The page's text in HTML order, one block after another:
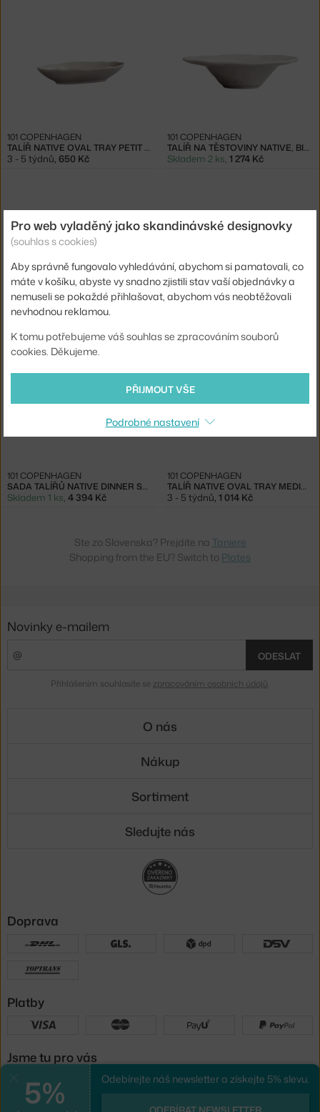
TALÍŘ NATIVE OVAL TRAY PETIT SET 2KS, BIRCH
101 COPENHAGEN
3 - 5 týdnů, 650 Kč
TALÍŘ NA TĚSTOVINY NATIVE, BIRCH
101 COPENHAGEN
Skladem 2 ks, 1 274 Kč
101 COPENHAGEN 101 COPENHAGEN
SADA TALÍŘŮ NATIVE DINNER SET 8KS, BIRCH
101 COPENHAGEN
Skladem 1 ks, 4 394 Kč
TALÍŘ NATIVE OVAL TRAY MEDIO, BIRCH
101 COPENHAGEN
3 - 5 týdnů, 1 014 Kč
Ste zo Slovenska? Prejdite na Taniere
Shopping from the EU? Switch to Plates
Pro web vyladěný jako skandinávské designovky
(souhlas s cookies)
Aby správně fungovalo vyhledávání, abychom si pamatovali, co
máte v košíku, abyste vy snadno zjistili stav vaší objednávky a
nemuseli se pokaždé přihlašovat, abychom vás neobtěžovali
nevhodnou reklamou.
K tomu potřebujeme váš souhlas se zpracováním souborů
cookies. Děkujeme.
PŘIJMOUT VŠE
Podrobné nastavení
5% Odebírejte náš newsletter a získejte 5% slevu.
Novinky e-mailem
ODESLAT
Přihlášením souhlasíte se zpracováním osobních údajů
O nás
Nákup
Sortiment
Sledujte nás
Doprava
Platby
Jsme tu pro vás
e-shop na míruod